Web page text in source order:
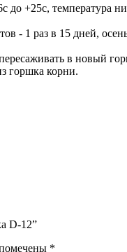
до +25c, температура
- 1 раз в 15 дней,
в новый
горшка корни.
D-12”
*